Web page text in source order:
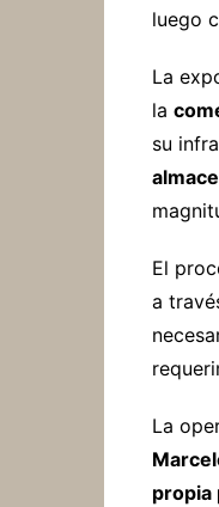
luego
La
la
su
El
a
La
propia